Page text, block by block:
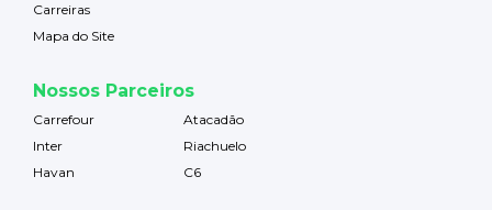
Carreiras
Mapa do Site
Nossos Parceiros
Carrefour
Atacadão
Inter
Riachuelo
Havan
C6